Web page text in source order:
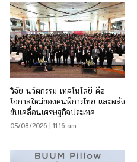
วิจัย-นวัตกรรม-เทคโนโลยี คือ
โอกาสใหม่ของคนพิการไทย และพลัง
ขับเคลื่อนเศรษฐกิจประเทศ
05/08/2026 | 11:16 am